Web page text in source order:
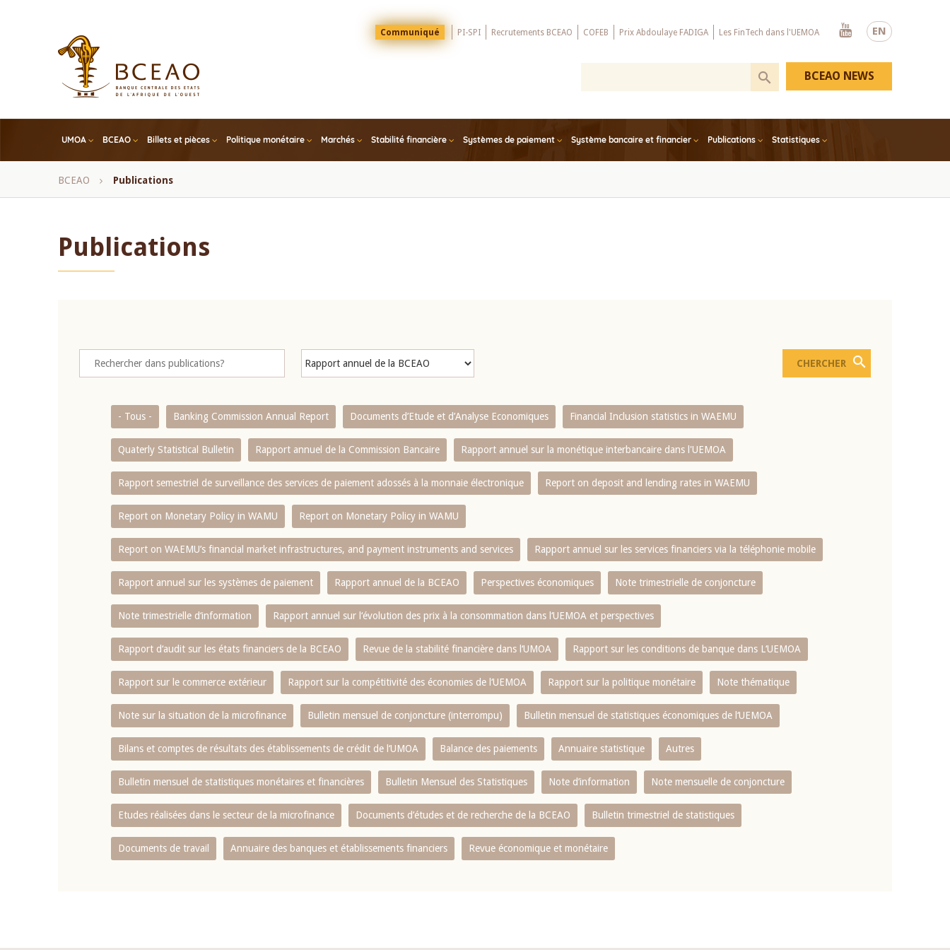
EN
Menu
Top
Communiqué PI-SPI Recrutements BCEAO COFEB Prix Abdoulaye FADIGA Les FinTech dans l'UEMOA
Youtube
UMOA BCEAO Billets et pièces Politique monétaire Marchés Stabilité financière Systèmes de paiement Système bancaire et financier Publications Statistiques
BCEAO NEWS
Fil
BCEAO Publications
Publications
- Tous - Banking Commission Annual Report Documents d’Etude et d’Analyse Economiques Financial Inclusion statistics in WAEMU
Quaterly Statistical Bulletin Rapport annuel de la Commission Bancaire Rapport annuel sur la monétique interbancaire dans l'UEMOA
Rapport semestriel de surveillance des services de paiement adossés à la monnaie électronique Report on deposit and lending rates in WAEMU
Report on Monetary Policy in WAMU Report on Monetary Policy in WAMU
Report on WAEMU’s financial market infrastructures, and payment instruments and services Rapport annuel sur les services financiers via la téléphonie mobile
Rapport annuel sur les systèmes de paiement Rapport annuel de la BCEAO Perspectives économiques Note trimestrielle de conjoncture
Note trimestrielle d‘information Rapport annuel sur l‘évolution des prix à la consommation dans l‘UEMOA et perspectives
Rapport d‘audit sur les états financiers de la BCEAO Revue de la stabilité financière dans l‘UMOA Rapport sur les conditions de banque dans L‘UEMOA
Rapport sur le commerce extérieur Rapport sur la compétitivité des économies de l‘UEMOA Rapport sur la politique monétaire Note thématique
Note sur la situation de la microfinance Bulletin mensuel de conjoncture (interrompu) Bulletin mensuel de statistiques économiques de l‘UEMOA
Bilans et comptes de résultats des établissements de crédit de l‘UMOA Balance des paiements Annuaire statistique Autres
Bulletin mensuel de statistiques monétaires et financières Bulletin Mensuel des Statistiques Note d’information Note mensuelle de conjoncture
Etudes réalisées dans le secteur de la microfinance Documents d’études et de recherche de la BCEAO Bulletin trimestriel de statistiques
Documents de travail Annuaire des banques et établissements financiers Revue économique et monétaire